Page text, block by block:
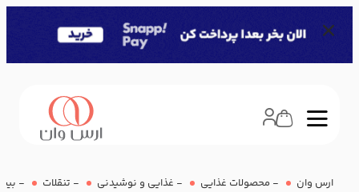
ارس وان - محصولات غذایی - غذایی و نوشیدنی - تنقلات -